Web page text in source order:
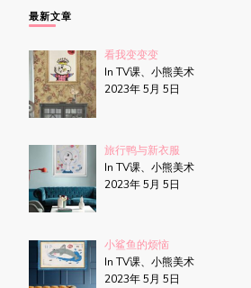
吗?
最新文章
看我变变变
In TV课、小熊美术
2023年 5月 5日
旅行鸭与新衣服
In TV课、小熊美术
2023年 5月 5日
小鲨鱼的烦恼
In TV课、小熊美术
2023年 5月 5日